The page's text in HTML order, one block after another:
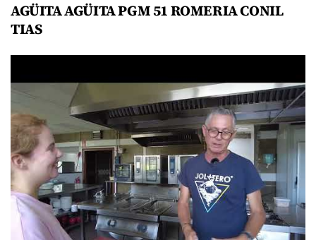
AGÜITA AGÜITA PGM 51 ROMERIA CONIL
TIAS